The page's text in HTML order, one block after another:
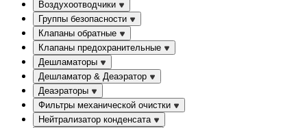
Воздухоотводчики
Группы безопасности
Клапаны обратные
Клапаны предохранительные
Дешламаторы
Дешламатор & Деаэратор
Деаэраторы
Фильтры механической очистки
Нейтрализатор конденсата